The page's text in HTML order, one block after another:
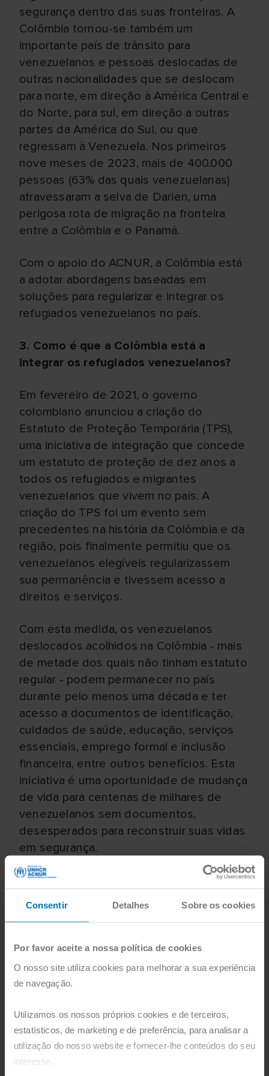
Consentir Detalhes Sobre os cookies
Por favor aceite a nossa política de cookies
O nosso site utiliza cookies para melhorar a sua experiência
de navegação.
Utilizamos os nossos próprios cookies e de terceiros,
estatísticos, de marketing e de preferência, para analisar a
utilização do nosso website e fornecer-lhe conteúdos do seu
interesse.
segurança dentro das suas fronteiras. A
Colômbia tornou-se também um
importante país de trânsito para
venezuelanos e pessoas deslocadas de
outras nacionalidades que se deslocam
para norte, em direção à América Central e
do Norte, para sul, em direção a outras
partes da América do Sul, ou que
regressam à Venezuela. Nos primeiros
nove meses de 2023, mais de 400.000
pessoas (63% das quais venezuelanas)
atravessaram a selva de Darien, uma
perigosa rota de migração na fronteira
entre a Colômbia e o Panamá.
Com o apoio do ACNUR, a Colômbia está
a adotar abordagens baseadas em
soluções para regularizar e integrar os
refugiados venezuelanos no país.
3. Como é que a Colômbia está a
integrar os refugiados venezuelanos?
Em fevereiro de 2021, o governo
colombiano anunciou a criação do
Estatuto de Proteção Temporária (TPS),
uma iniciativa de integração que concede
um estatuto de proteção de dez anos a
todos os refugiados e migrantes
venezuelanos que vivem no país. A
criação do TPS foi um evento sem
precedentes na história da Colômbia e da
região, pois finalmente permitiu que os
venezuelanos elegíveis regularizassem
sua permanência e tivessem acesso a
direitos e serviços.
Com esta medida, os venezuelanos
deslocados acolhidos na Colômbia - mais
de metade dos quais não tinham estatuto
regular - podem permanecer no país
durante pelo menos uma década e ter
acesso a documentos de identificação,
cuidados de saúde, educação, serviços
essenciais, emprego formal e inclusão
financeira, entre outros benefícios. Esta
iniciativa é uma oportunidade de mudança
de vida para centenas de milhares de
venezuelanos sem documentos,
desesperados para reconstruir suas vidas
em segurança.
A inclusão socioeconómica proporcionada
as comunidades de acolhimento onde
vivem. De acordo com o Banco Mundial,
por cada dólar que a Colômbia investe na
e migrantes, há um retorno de até dois
dólares para a sociedade.
O Alto Comissário da ONU para os